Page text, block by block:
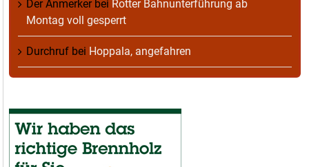
Der Anmerkerbei Rotter Bahnunterführung ab
Montag voll gesperrt
Durchruf bei Hoppala, angefahren